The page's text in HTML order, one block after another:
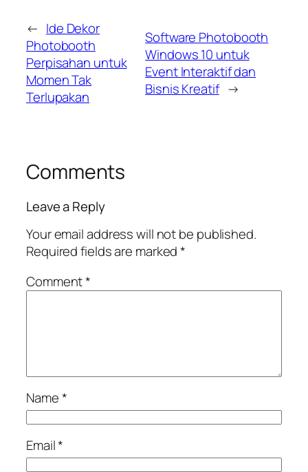
← Ide Dekor
Photobooth
Perpisahan untuk
Momen Tak
Terlupakan
Software Photobooth
Windows 10 untuk
Event Interaktif dan
Bisnis Kreatif →
Comments
Leave a Reply
Your email address will not be published.
Required fields are marked*
Comment*
Name*
Email*